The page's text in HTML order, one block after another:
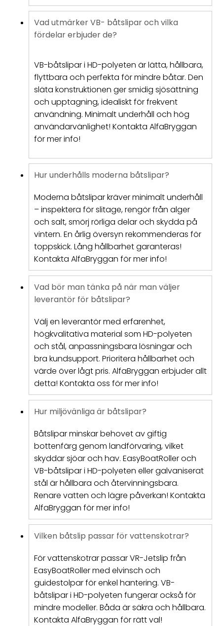
Vad utmärker VB- båtslipar och vilka
fördelar erbjuder de?
VB-båtslipar i HD-polyeten är lätta, hållbara,
flyttbara och perfekta för mindre båtar. Den
släta konstruktionen ger smidig sjösättning
och upptagning, idealiskt för frekvent
användning. Minimalt underhåll och hög
användarvänlighet! Kontakta AlfaBryggan
för mer info!
Hur underhålls moderna båtslipar?
Moderna båtslipar kräver minimalt underhåll
– inspektera för slitage, rengör från alger
och salt, smörj rörliga delar och skydda på
vintern. En årlig översyn rekommenderas för
toppskick. Lång hållbarhet garanteras!
Kontakta AlfaBryggan för mer info!
Vad bör man tänka på när man väljer
leverantör för båtslipar?
Välj en leverantör med erfarenhet,
högkvalitativa material som HD-polyeten
och stål, anpassningsbara lösningar och
bra kundsupport. Prioritera hållbarhet och
värde över lågt pris. AlfaBryggan erbjuder allt
detta! Kontakta oss för mer info!
Hur miljövänliga är båtslipar?
Båtslipar minskar behovet av giftig
bottenfärg genom landförvaring, vilket
skyddar sjöar och hav. EasyBoatRoller och
VB-båtslipar i HD-polyeten eller galvaniserat
stål är hållbara och återvinningsbara.
Renare vatten och lägre påverkan! Kontakta
AlfaBryggan för mer info!
Vilken båtslip passar för vattenskotrar?
För vattenskotrar passar VR-Jetslip från
EasyBoatRoller med elvinsch och
guidestolpar för enkel hantering. VB-
båtslipar i HD-polyeten fungerar också för
mindre modeller. Båda är säkra och hållbara.
Kontakta AlfaBryggan för rätt val!